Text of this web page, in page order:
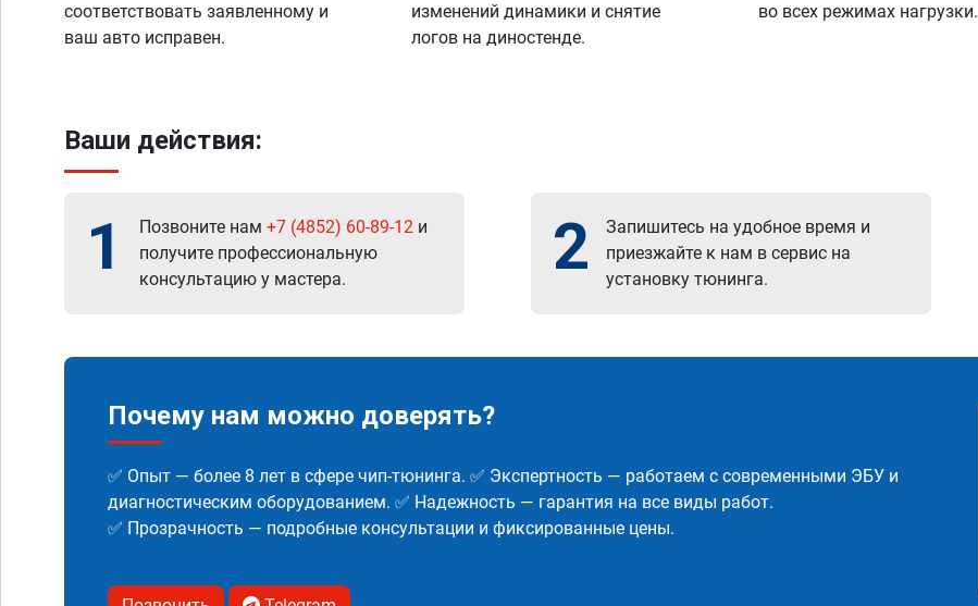
соответствовать заявленному и
ваш авто исправен.
изменений динамики и снятие
логов на диностенде.
во всех режимах нагрузки.
Ваши действия:
1 Позвоните нам +7 (4852) 60-89-12 и
получите профессиональную
консультацию у мастера.
2
Запишитесь на удобное время и
приезжайте к нам в сервис на
установку тюнинга.
Почему нам можно доверять?
✅ Опыт — более 8 лет в сфере чип-тюнинга. ✅ Экспертность — работаем с современными ЭБУ и
диагностическим оборудованием. ✅ Надежность — гарантия на все виды работ.
✅ Прозрачность — подробные консультации и фиксированные цены.